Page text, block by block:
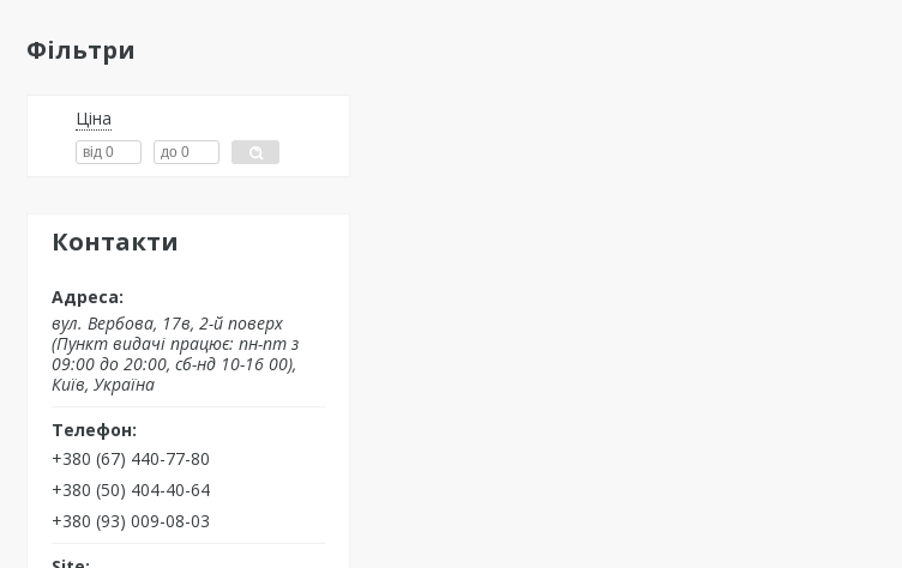
Фільтри
Ціна
Контакти
вул. Вербова, 17в, 2-й поверх
(Пункт видачі працює: пн-пт з
09:00 до 20:00, сб-нд 10-16 00),
Київ, Україна
+380 (67) 440-77-80
+380 (50) 404-40-64
+380 (93) 009-08-03